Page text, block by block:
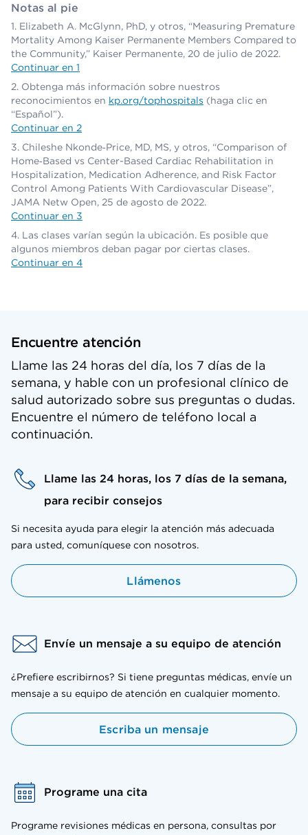
Notas al pie
Elizabeth A. McGlynn, PhD, y otros, “Measuring Premature
Mortality Among Kaiser Permanente Members Compared to
the Community,” Kaiser Permanente, 20 de julio de 2022.
Continuar en 1
Obtenga más información sobre nuestros
reconocimientos en kp.org/tophospitals (haga clic en
“Español”).
Continuar en 2
Chileshe Nkonde‑Price, MD, MS, y otros, “Comparison of
Home‑Based vs Center-Based Cardiac Rehabilitation in
Hospitalization, Medication Adherence, and Risk Factor
Control Among Patients With Cardiovascular Disease”,
JAMA Netw Open, 25 de agosto de 2022.
Continuar en 3
Las clases varían según la ubicación. Es posible que
algunos miembros deban pagar por ciertas clases.
Continuar en 4
Encuentre atención
Llame las 24 horas del día, los 7 días de la
semana, y hable con un profesional clínico de
salud autorizado sobre sus preguntas o dudas.
Encuentre el número de teléfono local a
continuación.
Llame las 24 horas, los 7 días de la semana,
para recibir consejos
Si necesita ayuda para elegir la atención más adecuada
para usted, comuníquese con nosotros.
Llámenos
Envíe un mensaje a su equipo de atención
¿Prefiere escribirnos? Si tiene preguntas médicas, envíe un
mensaje a su equipo de atención en cualquier momento.
Escriba un mensaje
Programe una cita
Programe revisiones médicas en persona, consultas por